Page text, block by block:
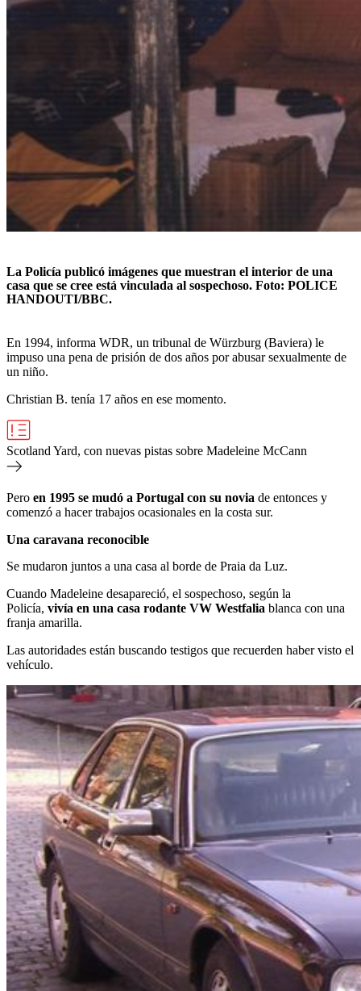
La Policía publicó imágenes que muestran el interior de una
casa que se cree está vinculada al sospechoso. Foto: POLICE
HANDOUTI/BBC.
En 1994, informa WDR, un tribunal de Würzburg (Baviera) le
impuso una pena de prisión de dos años por abusar sexualmente de
un niño.
Christian B. tenía 17 años en ese momento.
Scotland Yard, con nuevas pistas sobre Madeleine McCann
Pero en 1995 se mudó a Portugal con su novia de entonces y
comenzó a hacer trabajos ocasionales en la costa sur.
Una caravana reconocible
Se mudaron juntos a una casa al borde de Praia da Luz.
Cuando Madeleine desapareció, el sospechoso, según la
Policía, vivía en una casa rodante VW Westfalia blanca con una
franja amarilla.
Las autoridades están buscando testigos que recuerden haber visto el
vehículo.